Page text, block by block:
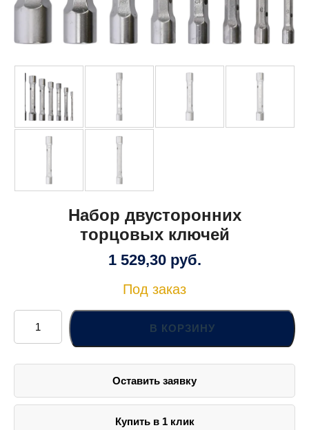
Набор двусторонних
торцовых ключей
1 529,30 руб.
Под заказ
Количество
товара
Набор
двусторонних
ключей
В КОРЗИНУ
Оставить заявку
Купить в 1 клик